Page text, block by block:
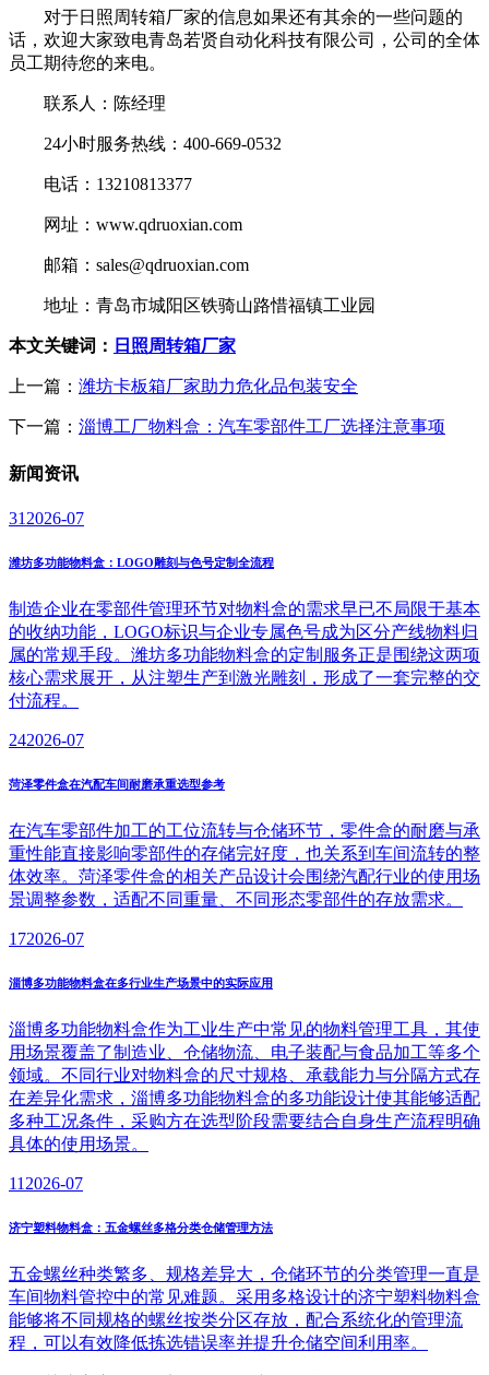
对于日照周转箱厂家的信息如果还有其余的一些问题的
话，欢迎大家致电青岛若贤自动化科技有限公司，公司的全体
员工期待您的来电。
联系人：陈经理
24小时服务热线：400-669-0532
电话：13210813377
网址：www.qdruoxian.com
邮箱：sales@qdruoxian.com
地址：青岛市城阳区铁骑山路惜福镇工业园
本文关键词： 日照周转箱厂家
上一篇： 潍坊卡板箱厂家助力危化品包装安全
下一篇： 淄博工厂物料盒：汽车零部件工厂选择注意事项
新闻资讯
31 2026-07
潍坊多功能物料盒：LOGO雕刻与色号定制全流程
制造企业在零部件管理环节对物料盒的需求早已不局限于基本
的收纳功能，LOGO标识与企业专属色号成为区分产线物料归
属的常规手段。潍坊多功能物料盒的定制服务正是围绕这两项
核心需求展开，从注塑生产到激光雕刻，形成了一套完整的交
付流程。
242026-07
菏泽零件盒在汽配车间耐磨承重选型参考
在汽车零部件加工的工位流转与仓储环节，零件盒的耐磨与承
重性能直接影响零部件的存储完好度，也关系到车间流转的整
体效率。菏泽零件盒的相关产品设计会围绕汽配行业的使用场
景调整参数，适配不同重量、不同形态零部件的存放需求。
172026-07
淄博多功能物料盒在多行业生产场景中的实际应用
淄博多功能物料盒作为工业生产中常见的物料管理工具，其使
用场景覆盖了制造业、仓储物流、电子装配与食品加工等多个
领域。不同行业对物料盒的尺寸规格、承载能力与分隔方式存
在差异化需求，淄博多功能物料盒的多功能设计使其能够适配
多种工况条件，采购方在选型阶段需要结合自身生产流程明确
具体的使用场景。
11 2026-07
济宁塑料物料盒：五金螺丝多格分类仓储管理方法
五金螺丝种类繁多、规格差异大，仓储环节的分类管理一直是
车间物料管控中的常见难题。采用多格设计的济宁塑料物料盒
能够将不同规格的螺丝按类分区存放，配合系统化的管理流
程，可以有效降低拣选错误率并提升仓储空间利用率。